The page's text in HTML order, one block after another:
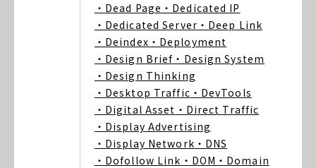
・Dead Page ・Dedicated IP
・Dedicated Server ・Deep Link
・Deindex ・Deployment
・Design Brief ・Design System
・Design Thinking
・Desktop Traffic ・DevTools
・Digital Asset ・Direct Traffic
・Display Advertising
・Display Network ・DNS
・Dofollow Link ・DOM ・Domain